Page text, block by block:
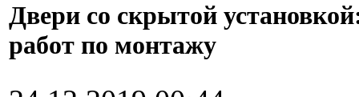
Двери со скрытой
работ по монтажу